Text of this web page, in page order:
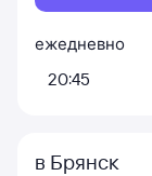
ежедневно
20:45
в Брянск